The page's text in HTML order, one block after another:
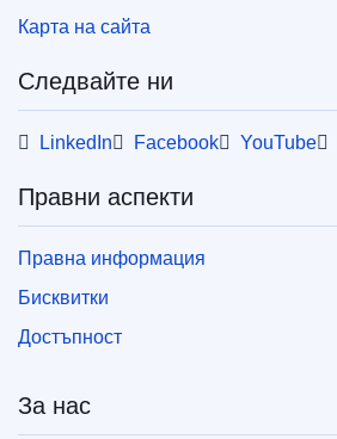
Карта на сайта
Следвайте ни
LinkedIn Facebook YouTube
Правни аспекти
Правна информация
Бисквитки
Достъпност
За нас